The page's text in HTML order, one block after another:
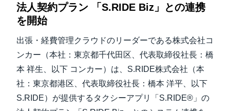
法人契約プラン 「S.RIDE Biz」との連携
を開始
出張・経費管理クラウドのリーダーである株式会社コ
ンカー（本社：東京都千代田区、代表取締役社長：橋
本 祥生、以下 コンカー）は、S.RIDE株式会社（本
社：東京都港区、代表取締役社長：橋本 洋平、以下
S.RIDE）が提供するタクシーアプリ「S.RIDE®」の